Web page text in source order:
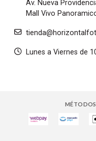
Av. Nueva
Mall Vivo
Lunes a Viernes de